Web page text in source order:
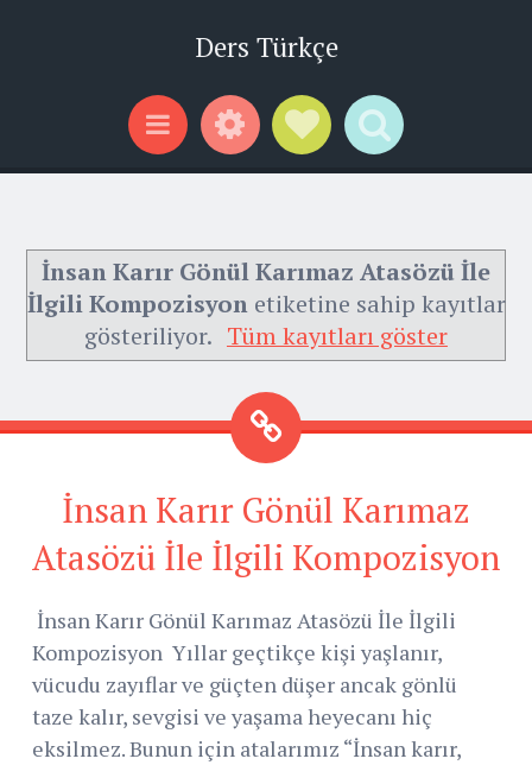
Ders Türkçe
Menu WidgetsSocial Links
Search
İnsan Karır Gönül Karımaz Atasözü İle
İlgili Kompozisyonetiketine sahip kayıtlar
gösteriliyor. Tüm kayıtları göster
İnsan Karır Gönül Karımaz
Atasözü İle İlgili Kompozisyon
İnsan Karır Gönül Karımaz Atasözü İle İlgili
Kompozisyon Yıllar geçtikçe kişi yaşlanır,
vücudu zayıflar ve güçten düşer ancak gönlü
taze kalır, sevgisi ve yaşama heyecanı hiç
eksilmez. Bunun için atalarımız “İnsan karır,